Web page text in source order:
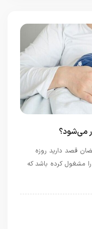
می‌شود؟
قصد دارید روزه
مشغول کرده باشد که